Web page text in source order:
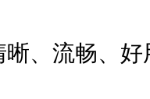
、流畅、